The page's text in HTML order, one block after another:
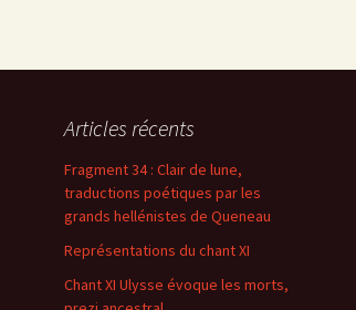
Articles récents
Fragment 34 : Clair de lune,
traductions poétiques par les
grands hellénistes de Queneau
Représentations du chant XI
Chant XI Ulysse évoque les morts,